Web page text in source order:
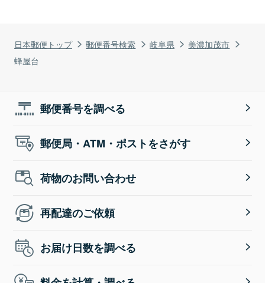
日本郵便トップ 郵便番号検索 岐阜県
美濃加茂市
蜂屋台
郵便番号を調べる
郵便局・ATM・ポストをさがす
荷物のお問い合わせ
再配達のご依頼
お届け日数を調べる